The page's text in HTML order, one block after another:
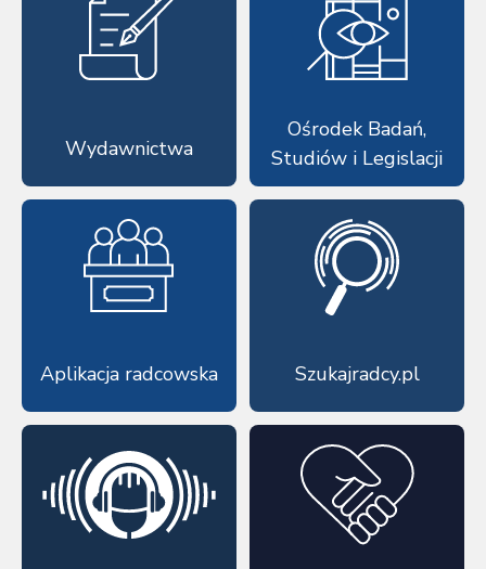
Wydawnictwa
Ośrodek Badań,
Studiów i Legislacji
Aplikacja radcowska Szukajradcy.pl